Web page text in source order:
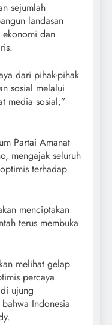
sejumlah
landasan
dan
dari pihak-pihak
sosial melalui
media sosial,”
Partai Amanat
mengajak seluruh
terhadap
menciptakan
terus membuka
melihat gelap
percaya
ujung
Indonesia